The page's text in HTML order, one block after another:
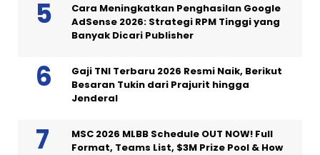
Cara Meningkatkan Penghasilan Google
AdSense 2026: Strategi RPM Tinggi yang
Banyak Dicari Publisher
Gaji TNI Terbaru 2026 Resmi Naik, Berikut
Besaran Tukin dari Prajurit hingga
Jenderal
MSC 2026 MLBB Schedule OUT NOW! Full
Format, Teams List, $3M Prize Pool & How